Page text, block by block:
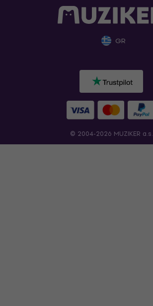
GR
© 2004-2026 MUZIKER a.s.